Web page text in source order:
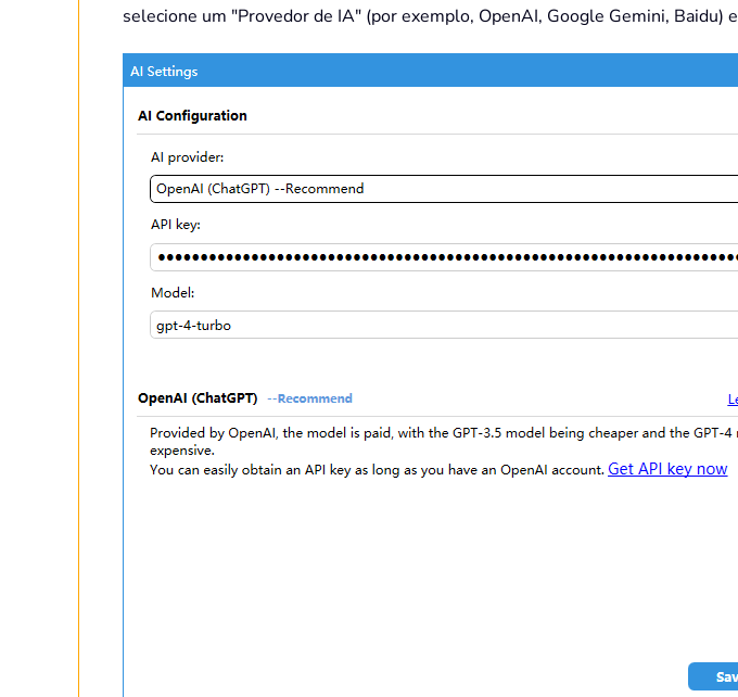
selecione um "Provedor de IA" (por exemplo, OpenAI, Google Gemini, Baidu)